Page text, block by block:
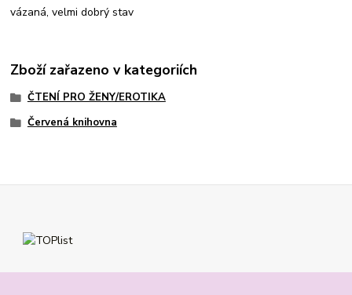
vázaná, velmi dobrý stav
Zboží zařazeno v kategoriích
ČTENÍ PRO ŽENY/EROTIKA
Červená knihovna